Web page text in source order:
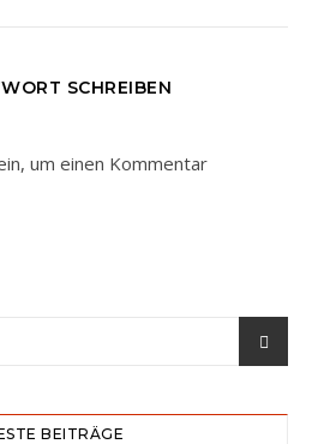
SCHREIBEN
um einen Kommentar
BEITRÄGE